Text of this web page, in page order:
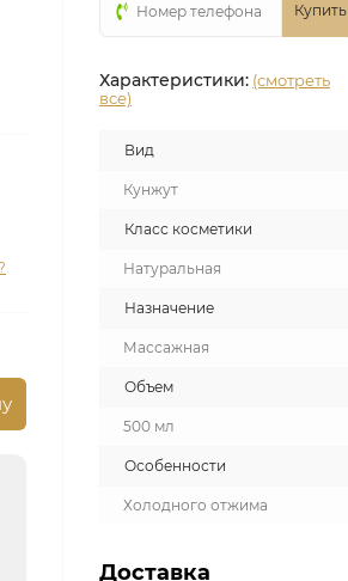
Купить
Характеристики: (смотреть
все)
Вид
Кунжут
Класс косметики
Натуральная
Назначение
Массажная
Объем
500 мл
Особенности
Холодного отжима
Доставка